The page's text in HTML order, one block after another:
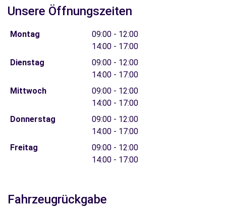
Unsere Öffnungszeiten
Montag
09:00 - 12:00
14:00 - 17:00
Dienstag
09:00 - 12:00
14:00 - 17:00
Mittwoch
09:00 - 12:00
14:00 - 17:00
Donnerstag
09:00 - 12:00
14:00 - 17:00
Freitag
09:00 - 12:00
14:00 - 17:00
Fahrzeugrückgabe